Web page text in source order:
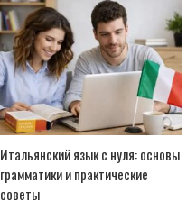
Итальянский язык с нуля: основы
грамматики и практические
советы